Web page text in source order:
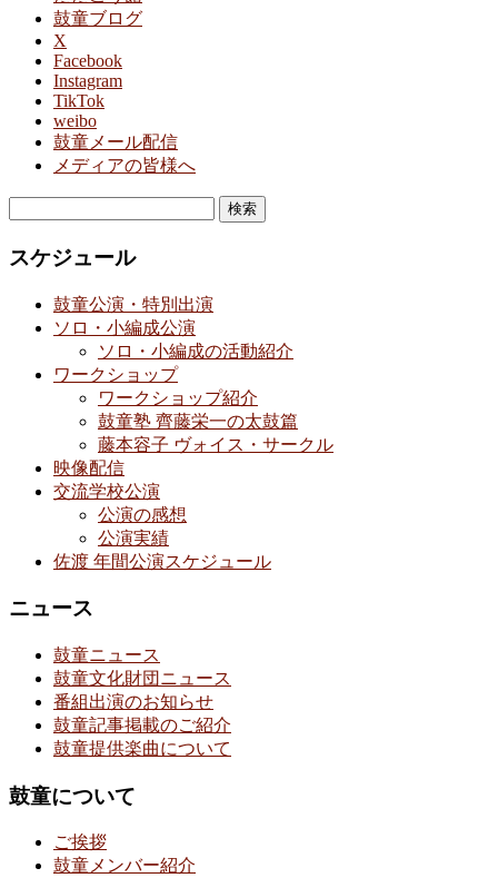
鼓童ブログ
X
Facebook
Instagram
TikTok
weibo
鼓童メール配信
メディアの皆様へ
スケジュール
鼓童公演・特別出演
ソロ・小編成公演
ソロ・小編成の活動紹介
ワークショップ
ワークショップ紹介
鼓童塾 齊藤栄一の太鼓篇
藤本容子 ヴォイス・サークル
映像配信
交流学校公演
公演の感想
公演実績
佐渡 年間公演スケジュール
ニュース
鼓童ニュース
鼓童文化財団ニュース
番組出演のお知らせ
鼓童記事掲載のご紹介
鼓童提供楽曲について
鼓童について
ご挨拶
鼓童メンバー紹介